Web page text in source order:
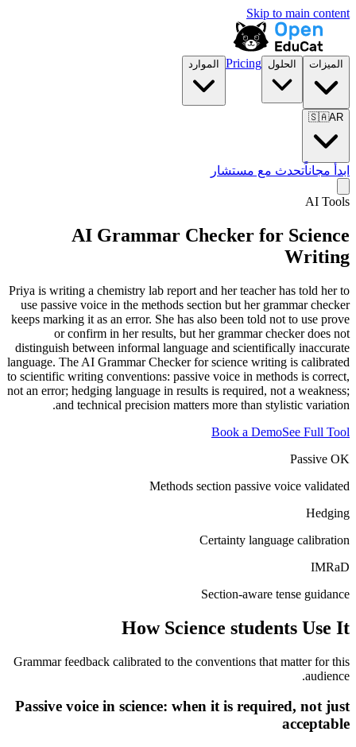
Skip to main content
الميزات الحلول Pricing الموارد
🇸🇦AR
ابدأ مجاناًتحدث مع مستشار
AI Tools
AI Grammar Checker for Science
Writing
Priya is writing a chemistry lab report and her teacher has told her to
use passive voice in the methods section but her grammar checker
keeps marking it as an error. She has also been told not to use prove
or confirm in her results, but her grammar checker does not
distinguish between informal language and scientifically inaccurate
language. The AI Grammar Checker for science writing is calibrated
to scientific writing conventions: passive voice in methods is correct,
not an error; hedging language in results is required, not a weakness;
and technical precision matters more than stylistic variation.
Book a DemoSee Full Tool
Passive OK
Methods section passive voice validated
Hedging
Certainty language calibration
IMRaD
Section-aware tense guidance
How Science students Use It
Grammar feedback calibrated to the conventions that matter for this
audience.
Passive voice in science: when it is required, not just
acceptable